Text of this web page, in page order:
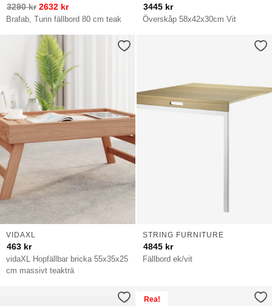
Brafab, Turin fällbord 80 cm teak
3290kr 2632 kr
Överskåp 58x42x30cm Vit
3445 kr
vidaXL Hopfällbar bricka 55x35x25
cm massivt teakträ
VIDAXL
463 kr
Fällbord ek/vit
STRING FURNITURE
4845 kr
Rea!